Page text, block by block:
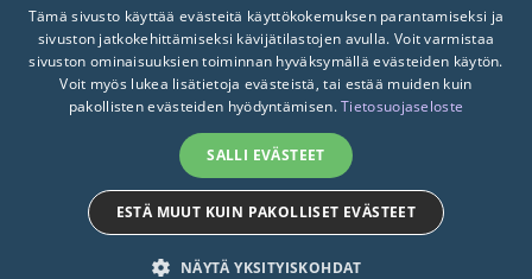
Tietosuojaseloste
Turvallisemman tilan periaatteet
© 2026 STTK. Made with ❤ byAvoin.Systems
FINNISH
SWEDISH
Tämä sivusto käyttää evästeitä käyttökokemuksen parantamiseksi ja
sivuston jatkokehittämiseksi kävijätilastojen avulla. Voit varmistaa
sivuston ominaisuuksien toiminnan hyväksymällä evästeiden käytön.
Voit myös lukea lisätietoja evästeistä, tai estää muiden kuin
pakollisten evästeiden hyödyntämisen.Tietosuojaseloste
SALLI EVÄSTEET
ESTÄ MUUT KUIN PAKOLLISET EVÄSTEET
NÄYTÄ YKSITYISKOHDAT